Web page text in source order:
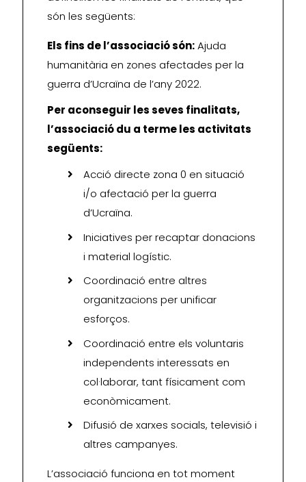
són les següents:
Els fins de l’associació són:Ajuda
humanitària en zones afectades per la
guerra d’Ucraïna de l’any 2022.
Per aconseguir les seves finalitats,
l’associació du a terme les activitats
següents:
Acció directe zona 0 en situació
i/o afectació per la guerra
d’Ucraïna.
Iniciatives per recaptar donacions
i material logístic.
Coordinació entre altres
organitzacions per unificar
esforços.
Coordinació entre els voluntaris
independents interessats en
col·laborar, tant físicament com
econòmicament.
Difusió de xarxes socials, televisió i
altres campanyes.
L’associació funciona en tot moment